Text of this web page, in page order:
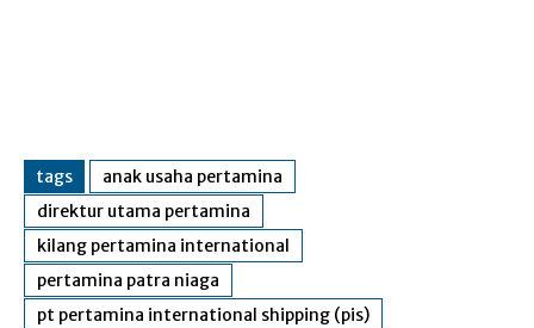
tags
anak usaha pertamina
direktur utama pertamina
kilang pertamina international
pertamina patra niaga
pt pertamina international shipping (pis)